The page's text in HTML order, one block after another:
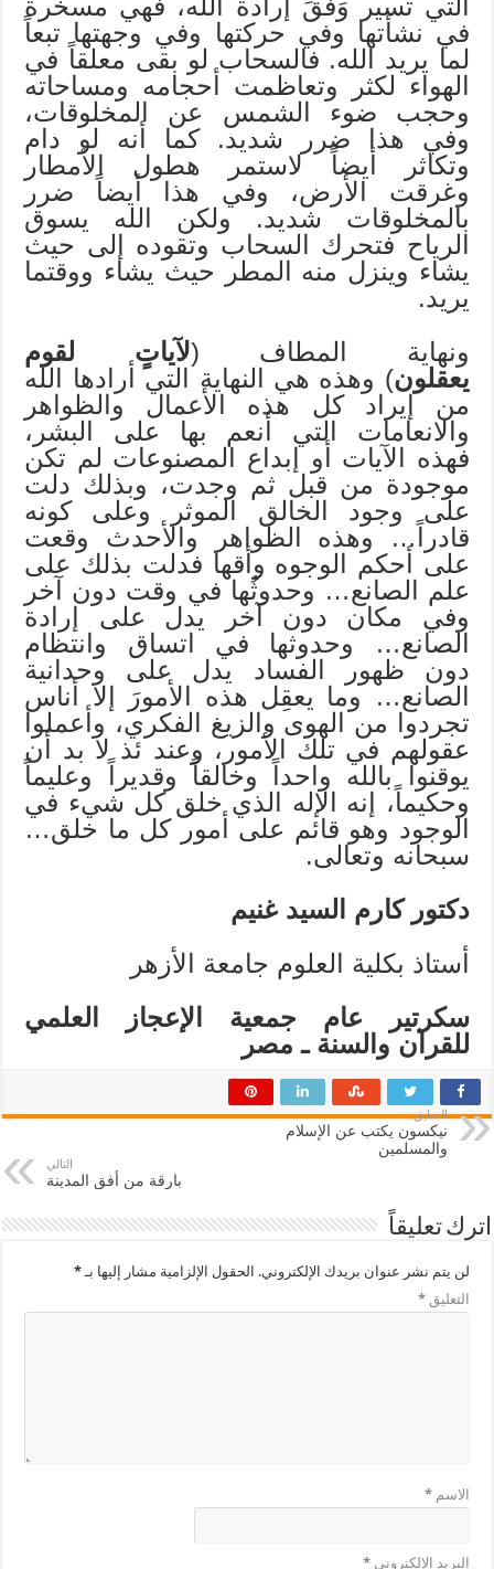
في نشأتها وفي حركتها وفي وجهتها تبعاً
لما يريد الله. فالسحاب لو بقى معلقاً في
الهواء لكثر وتعاظمت أحجامه ومساحاته
وحجب ضوء الشمس عن المخلوقات،
وفي هذا ضرر شديد. كما أنه لو دام
وتكاثر أيضاً لاستمر هطول الأمطار
وغرقت الأرض، وفي هذا أيضاً ضرر
بالمخلوقات شديد. ولكن الله يسوق
الرياح فتحرك السحاب وتقوده إلى حيث
يشاء وينزل منه المطر حيث يشاء ووقتما
يريد.
ونهاية المطاف (لآياتٍ لقوم
يعقلون) وهذه هي النهاية التي أرادها الله
من إيراد كل هذه الأعمال والظواهر
والانعامات التي أنعم بها على البشر،
فهذه الآيات أو إبداع المصنوعات لم تكن
موجودة من قبل ثم وجدت، وبذلك دلت
على وجود الخالق الموثر وعلى كونه
قادراً… وهذه الظواهر والأحدث وقعت
على أحكم الوجوه وأقها فدلت بذلك على
علم الصانع… وحدوثُها في وقت دون آخر
وفي مكان دون آخر يدل على إرادة
الصانع… وحدوثها في اتساق وانتظام
دون ظهور الفساد يدل على وحدانية
الصانع… وما يعقِل هذه الأمورَ إلا أناس
تجردوا من الهوى والزيغ الفكري، وأعملوا
عقولهم في تلك الأمور، وعند ئذ لا بد أن
يوقنوا بالله واحداً وخالقاً وقديراً وعليماً
وحكيماً، إنه الإله الذي خلق كل شيء في
الوجود وهو قائم على أمور كل ما خلق…
سبحانه وتعالى.
دكتور كارم السيد غنيم
أستاذ بكلية العلوم جامعة الأزهر
سكرتير عام جمعية الإعجاز العلمي
للقرآن والسنة ـ مصر
السابق
نيكسون يكتب عن الإسلام
والمسلمين
التالي
بارقة من أفق المدينة
اترك تعليقاً
لن يتم نشر عنوان بريدك الإلكتروني. الحقول الإلزامية مشار إليها بـ*
التعليق*
الاسم*
البريد الإلكتروني*